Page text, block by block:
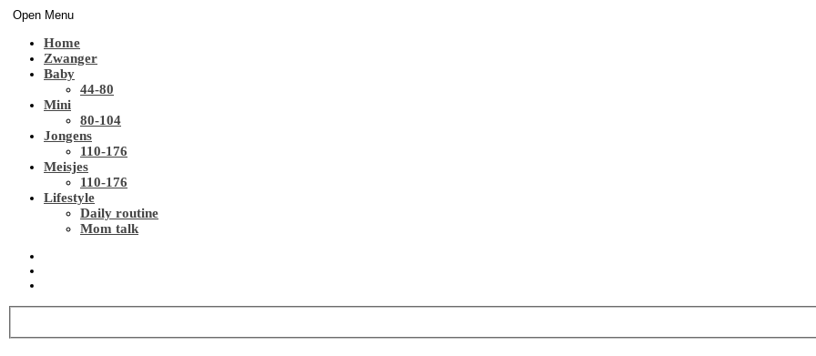
Open Menu
Home
Zwanger
Baby
44-80
Mini
80-104
Jongens
110-176
Meisjes
110-176
Lifestyle
Daily routine
Mom talk